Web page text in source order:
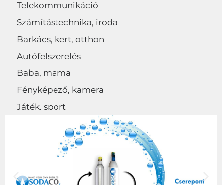
Telekommunikáció
Számítástechnika, iroda
Barkács, kert, otthon
Autófelszerelés
Baba, mama
Fényképező, kamera
Játék, sport